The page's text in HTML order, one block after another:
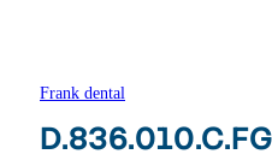
Frank dental